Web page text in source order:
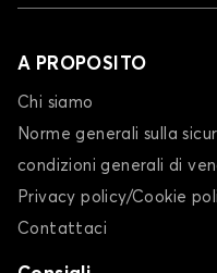
A PROPOSITO
Chi siamo
Norme generali sulla
condizioni generali di
Privacy policy/Cookie
Contattaci